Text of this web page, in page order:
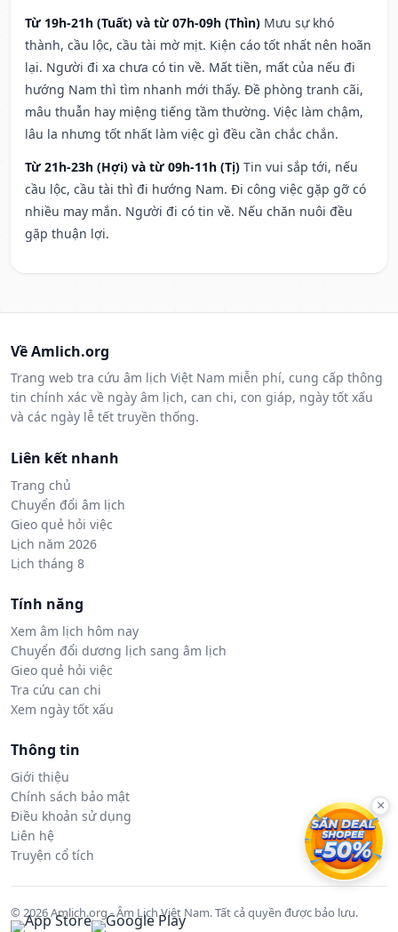
Từ 19h-21h (Tuất) và từ 07h-09h (Thìn) Mưu sự khó
thành, cầu lộc, cầu tài mờ mịt. Kiện cáo tốt nhất nên hoãn
lại. Người đi xa chưa có tin về. Mất tiền, mất của nếu đi
hướng Nam thì tìm nhanh mới thấy. Đề phòng tranh cãi,
mâu thuẫn hay miệng tiếng tầm thường. Việc làm chậm,
lâu la nhưng tốt nhất làm việc gì đều cần chắc chắn.
Từ 21h-23h (Hợi) và từ 09h-11h (Tị) Tin vui sắp tới, nếu
cầu lộc, cầu tài thì đi hướng Nam. Đi công việc gặp gỡ có
nhiều may mắn. Người đi có tin về. Nếu chăn nuôi đều
gặp thuận lợi.
Về Amlich.org
Trang web tra cứu âm lịch Việt Nam miễn phí, cung cấp thông
tin chính xác về ngày âm lịch, can chi, con giáp, ngày tốt xấu
và các ngày lễ tết truyền thống.
Liên kết nhanh
Trang chủ
Chuyển đổi âm lịch
Gieo quẻ hỏi việc
Lịch năm 2026
Lịch tháng 8
Tính năng
Xem âm lịch hôm nay
Chuyển đổi dương lịch sang âm lịch
Gieo quẻ hỏi việc
Tra cứu can chi
Xem ngày tốt xấu
Thông tin
Giới thiệu
Chính sách bảo mật
Điều khoản sử dụng
Liên hệ
Truyện cổ tích
© 2026 Amlich.org - Âm Lịch Việt Nam. Tất cả quyền được bảo lưu.
×